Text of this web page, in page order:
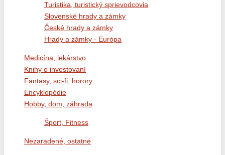
Turistika, turistický sprievodcovia
Slovenské hrady a zámky
České hrady a zámky
Hrady a zámky - Európa
Medicína, lekárstvo
Knihy o investovaní
Fantasy, sci-fi, horory
Encyklopédie
Hobby, dom, záhrada
Šport, Fitness
Nezaradené, ostatné